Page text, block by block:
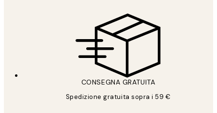
CONSEGNA GRATUITA
Spedizione gratuita sopra i 59 €